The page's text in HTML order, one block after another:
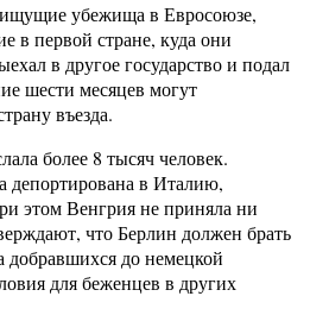
убежища в Евросоюзе,
в первой стране, куда они
в другое государство и подал
шести месяцев могут
въезда.
более 8 тысяч человек.
депортирована в Италию,
этом Венгрия не приняла ни
что Берлин должен брать
добравшихся до немецкой
для беженцев в других